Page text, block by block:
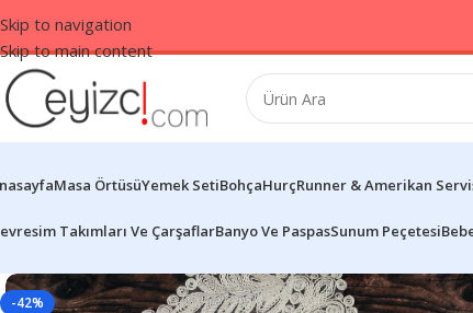
Skip to navigation
Skip to main content
Masa ÖrtüsüYemek SetiBohçaHurçRunner & Amerikan
Takımları Ve ÇarşaflarBanyo Ve PaspasSunum Peçetesi
-42%